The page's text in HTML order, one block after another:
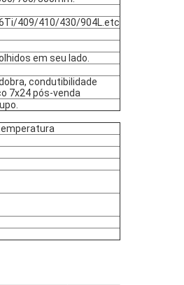
409/410/430/904L.etc
em seu lado.
condutibilidade
7x24 pós-venda